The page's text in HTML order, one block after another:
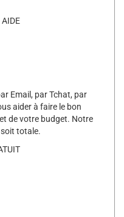
AIDE
Email, par Tchat, par
aider à faire le bon
de votre budget. Notre
totale.